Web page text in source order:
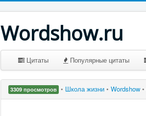
Wordshow.ru
Цитаты Популярные цитаты
3309 просмотров • Школа жизни • Wordshow •